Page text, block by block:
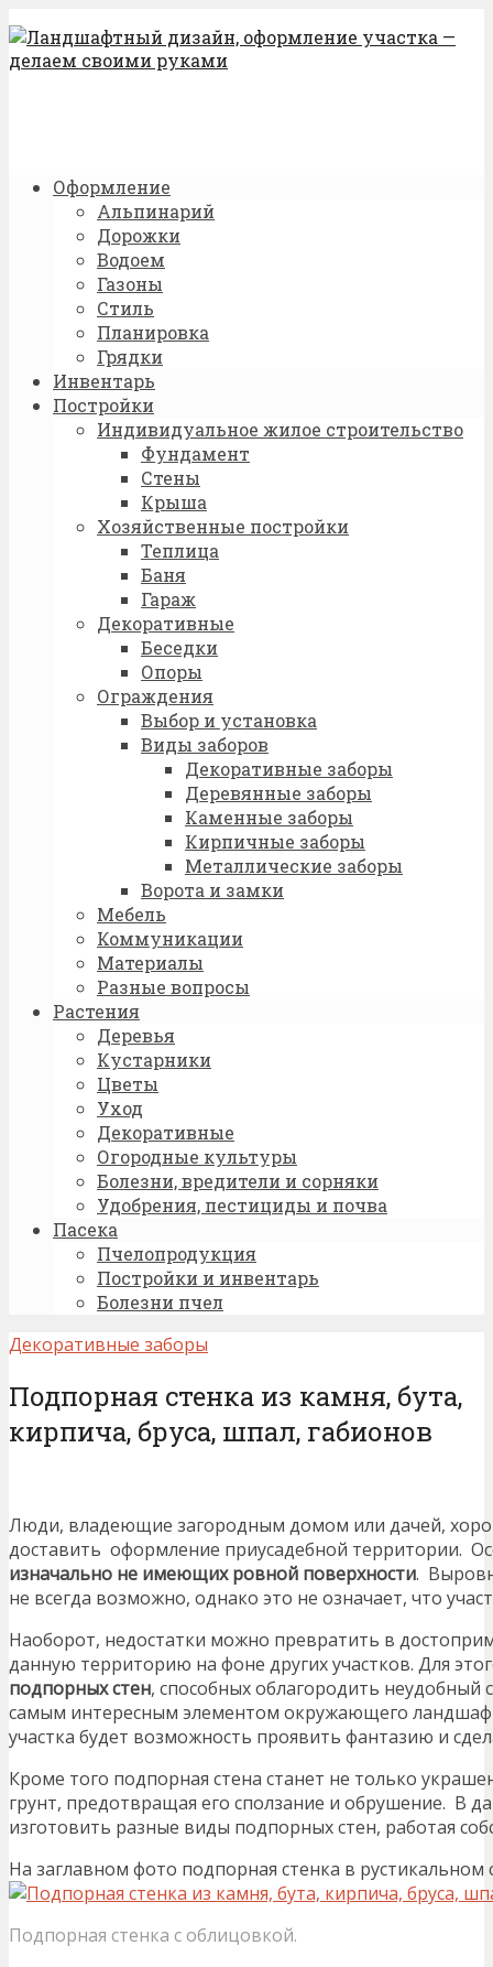
Оформление
Альпинарий
Дорожки
Водоем
Газоны
Стиль
Планировка
Грядки
Инвентарь
Постройки
Индивидуальное жилое строительство
Фундамент
Стены
Крыша
Хозяйственные постройки
Теплица
Баня
Гараж
Декоративные
Беседки
Опоры
Ограждения
Выбор и установка
Виды заборов
Декоративные заборы
Деревянные заборы
Каменные заборы
Кирпичные заборы
Металлические заборы
Ворота и замки
Мебель
Коммуникации
Материалы
Разные вопросы
Растения
Деревья
Кустарники
Цветы
Уход
Декоративные
Огородные культуры
Болезни, вредители и сорняки
Удобрения, пестициды и почва
Пасека
Пчелопродукция
Постройки и инвентарь
Болезни пчел
Декоративные заборы
Подпорная стенка из камня, бута,
кирпича, бруса, шпал, габионов
Люди, владеющие загородным домом или дачей,
доставить оформление приусадебной территории.
изначально не имеющих ровной поверхности.
не всегда возможно, однако это не означает, что
Наоборот, недостатки можно превратить в
данную территорию на фоне других участков. Для
подпорных стен, способных облагородить
самым интересным элементом окружающего
участка будет возможность проявить фантазию и
Кроме того подпорная стена станет не только
грунт, предотвращая его сползание и обрушение. В
изготовить разные виды подпорных стен, работая
На заглавном фото подпорная стенка в рустикальном
Подпорная стенка с облицовкой.